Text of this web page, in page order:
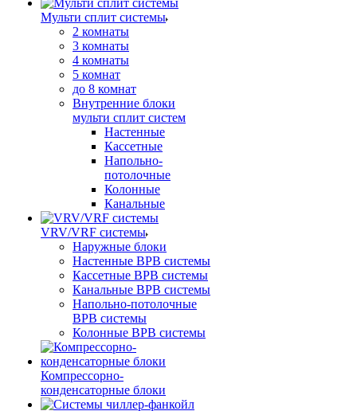
Мульти сплит системы
2 комнаты
3 комнаты
4 комнаты
5 комнат
до 8 комнат
Внутренние блоки
мульти сплит систем
Настенные
Кассетные
Напольно-
потолочные
Колонные
Канальные
VRV/VRF системы
Наружные блоки
Настенные ВРВ системы
Кассетные ВРВ системы
Канальные ВРВ системы
Напольно-потолочные
ВРВ системы
Колонные ВРВ системы
Компрессорно-
конденсаторные блоки